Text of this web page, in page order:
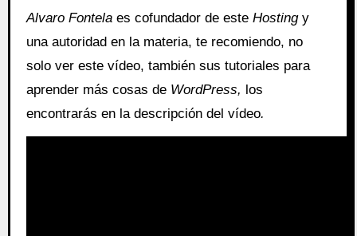
Alvaro Fontelaes cofundador de este Hostingy
una autoridad en la materia, te recomiendo, no
solo ver este vídeo, también sus tutoriales para
aprender más cosas de WordPress, los
encontrarás en la descripción del vídeo.